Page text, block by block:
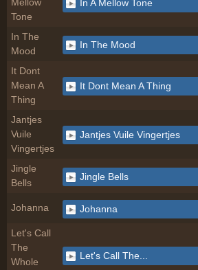
Tone
In A Mellow Tone
In The
Mood
In The Mood
It Dont
Mean A
Thing
It Dont Mean A Thing
Jantjes
Vuile
Vingertjes
Jantjes Vuile Vingertjes
Jingle
Bells
Jingle Bells
Johanna Johanna
Let's Call
The
Whole
Let's Call The...